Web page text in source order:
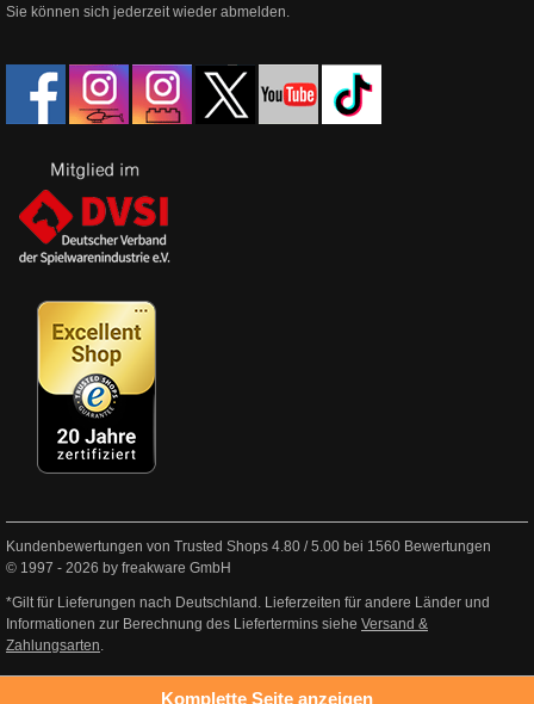
Sie können sich jederzeit wieder abmelden.
Kundenbewertungen von Trusted Shops 4.80 /5.00 bei 1560 Bewertungen
© 1997 - 2026 by freakware GmbH
*Gilt für Lieferungen nach Deutschland. Lieferzeiten für andere Länder und
Informationen zur Berechnung des Liefertermins siehe Versand &
Zahlungsarten.
Komplette Seite anzeigen